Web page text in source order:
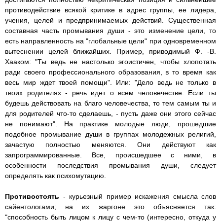
противодействие всякой критике в адрес группы, ее лидера,
учения, целей и предпринимаемых действий. Существенная
составная часть промывания души - это изменение цели, то
есть направленность на "глобальные цели" при одновременном
вытеснении целей ближайших. Пример, приводимый Ф. -В.
Хааком: "Ты ведь не настолько эгоистичен, чтобы хлопотать
ради своего профессионального образования, в то время как
весь мир ждет твоей помощи". Или: "Дело ведь не только в
твоих родителях - речь идет о всем человечестве. Если ты
будешь действовать на благо человечества, то тем самым ты и
для родителей что-то сделаешь, - пусть даже они этого сейчас
не понимают". На практике молодые люди, прошедшие
подобное промывание души в группах молодежных религий,
зачастую полностью меняются. Они действуют как
запрограммированные. Все, происшедшее с ними, в
особенности последствия промывания души, следует
определять как психомутацию.
Противостоять - курьезный пример искажения смысла слов
сайентологами; на их жаргоне это объясняется так:
"способность быть лицом к лицу с чем-то (интересно, откуда у